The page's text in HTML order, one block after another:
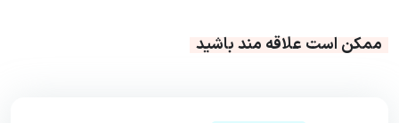
ممکن است علاقه مند باشید